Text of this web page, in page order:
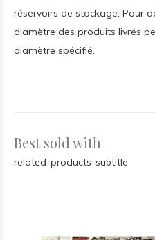
réservoirs de stockage. Pour
diamètre des produits livrés
diamètre spécifié.
Best sold with
related-products-subtitle